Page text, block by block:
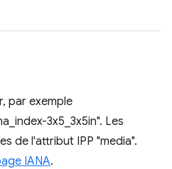
par exemple
3x5_3x5in". Les
de l'attribut IPP "media".
IANA.